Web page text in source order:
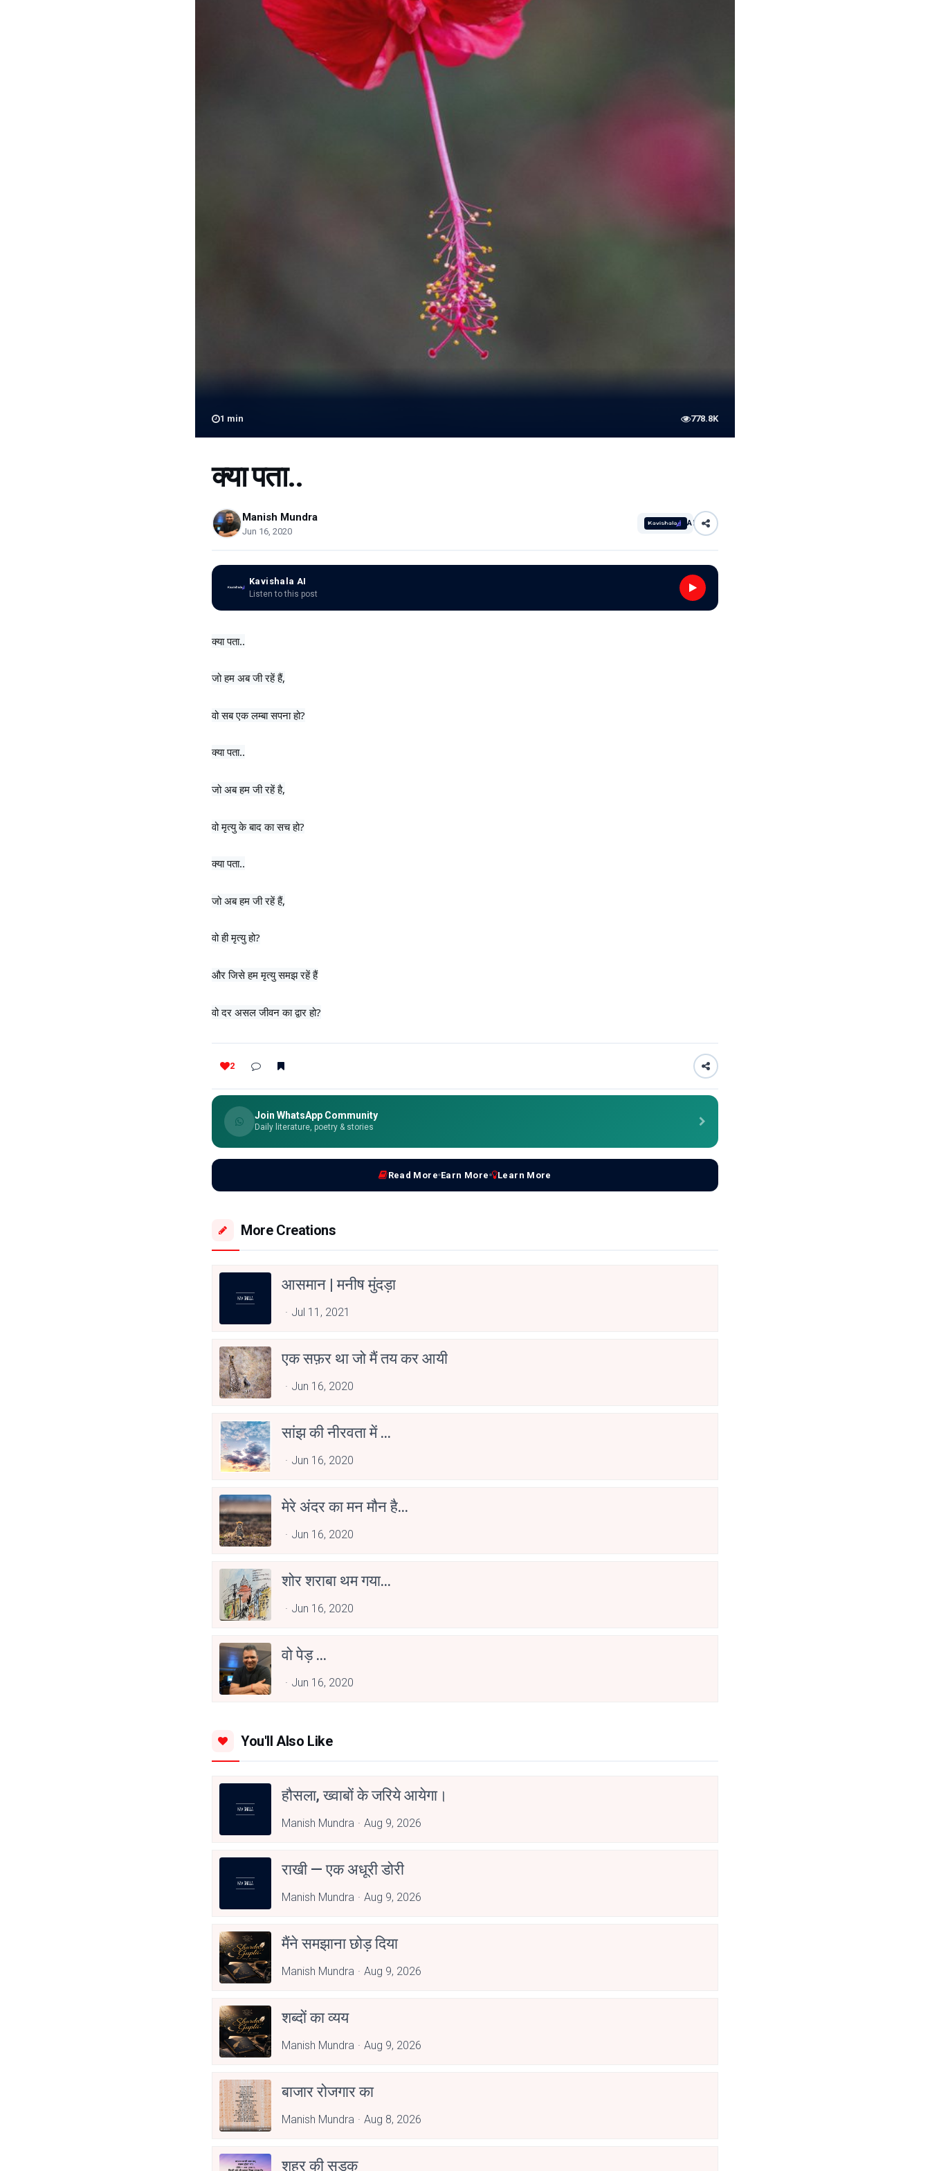
1 min 778.8K
क्या पता..
Manish Mundra
Jun 16, 2020
AI
Kavishala AI
Listen to this post
क्या पता..
जो हम अब जी रहें हैं,
वो सब एक लम्बा सपना हो?
क्या पता..
जो अब हम जी रहें है,
वो मृत्यु के बाद का सच हो?
क्या पता..
जो अब हम जी रहें हैं,
वो ही मृत्यु हो?
और जिसे हम मृत्यु समझ रहें हैं
वो दर असल जीवन का द्वार हो?
2
Join WhatsApp Community
Daily literature, poetry & stories
Read More Earn More Learn More
More Creations
आसमान | मनीष मुंदड़ा
Jul 11, 2021
एक सफ़र था जो मैं तय कर आयी
Jun 16, 2020
सांझ की नीरवता में ...
Jun 16, 2020
मेरे अंदर का मन मौन है...
Jun 16, 2020
शोर शराबा थम गया...
Jun 16, 2020
वो पेड़ ...
Jun 16, 2020
You'll Also Like
हौसला, ख्वाबों के जरिये आयेगा।
Manish Mundra Aug 9, 2026
राखी — एक अधूरी डोरी
Manish Mundra Aug 9, 2026
मैंने समझाना छोड़ दिया
Manish Mundra Aug 9, 2026
शब्दों का व्यय
Manish Mundra Aug 9, 2026
बाजार रोजगार का
Manish Mundra Aug 8, 2026
शहर की सड़क